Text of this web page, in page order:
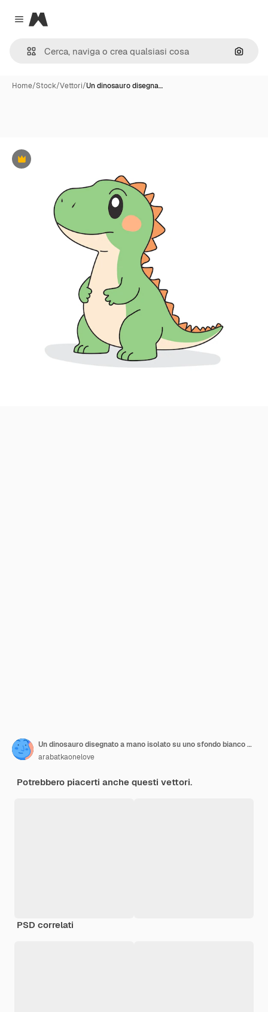
Close menu
Magnific
Cerca
Home/Stock/Vettori/Un dinosauro disegna…
Premium
Un dinosauro disegnato a mano isolato su uno sfondo bianco Cute tyrannosaurus rex un rettile vettore
arabatkaonelove
Potrebbero piacerti anche questi vettori.
PSD correlati